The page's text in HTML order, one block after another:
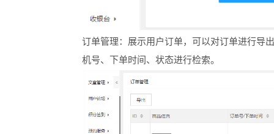
订单管理：展示用户订单，可以对订单进行导
机号、下单时间、状态进行检索。